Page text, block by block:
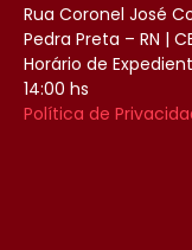
Rua Coronel José
Pedra Preta – RN |
Horário de
14:00 hs
Política de